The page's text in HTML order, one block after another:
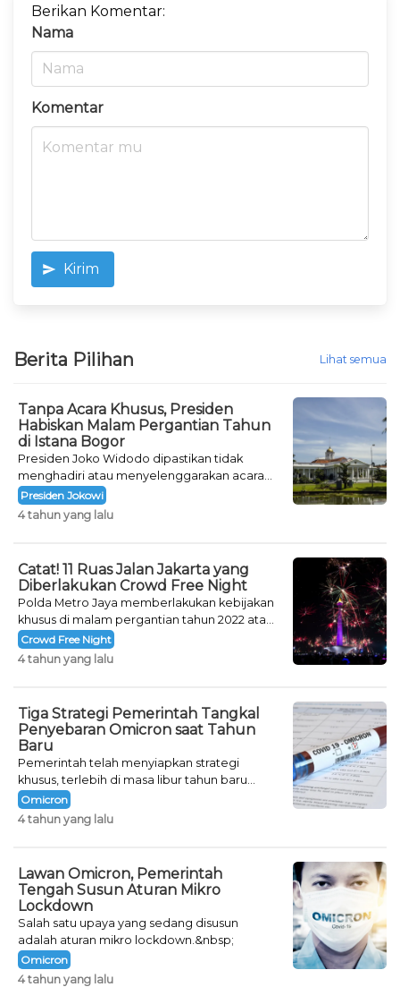
Berikan Komentar:
Nama
Komentar
Kirim
Berita Pilihan Lihat semua
Tanpa Acara Khusus, Presiden
Habiskan Malam Pergantian Tahun
di Istana Bogor
Presiden Joko Widodo dipastikan tidak
menghadiri atau menyelenggarakan acara
khusus untuk mengisi malam pergantian
tahun.
Presiden Jokowi
4 tahun yang lalu
Catat! 11 Ruas Jalan Jakarta yang
Diberlakukan Crowd Free Night
Polda Metro Jaya memberlakukan kebijakan
khusus di malam pergantian tahun 2022 atau
Crowd Free Night selama dua hari.
Crowd Free Night
4 tahun yang lalu
Tiga Strategi Pemerintah Tangkal
Penyebaran Omicron saat Tahun
Baru
Pemerintah telah menyiapkan strategi
khusus, terlebih di masa libur tahun baru
seperti saat ini.
Omicron
4 tahun yang lalu
Lawan Omicron, Pemerintah
Tengah Susun Aturan Mikro
Lockdown
Salah satu upaya yang sedang disusun
adalah aturan mikro lockdown.&nbsp;
Omicron
4 tahun yang lalu